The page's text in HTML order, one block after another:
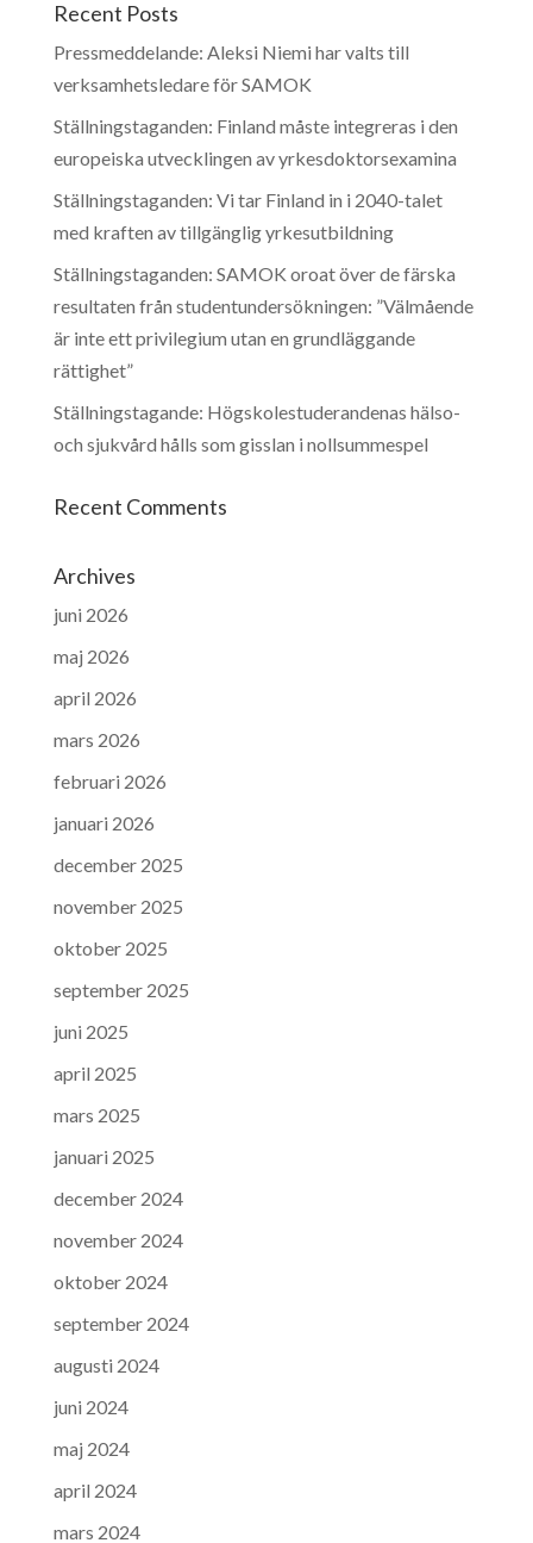
Recent Posts
Pressmeddelande: Aleksi Niemi har valts till
verksamhetsledare för SAMOK
Ställningstaganden: Finland måste integreras i den
europeiska utvecklingen av yrkesdoktorsexamina
Ställningstaganden: Vi tar Finland in i 2040-talet
med kraften av tillgänglig yrkesutbildning
Ställningstaganden: SAMOK oroat över de färska
resultaten från studentundersökningen: ”Välmående
är inte ett privilegium utan en grundläggande
rättighet”
Ställningstagande: Högskolestuderandenas hälso-
och sjukvård hålls som gisslan i nollsummespel
Recent Comments
Archives
juni 2026
maj 2026
april 2026
mars 2026
februari 2026
januari 2026
december 2025
november 2025
oktober 2025
september 2025
juni 2025
april 2025
mars 2025
januari 2025
december 2024
november 2024
oktober 2024
september 2024
augusti 2024
juni 2024
maj 2024
april 2024
mars 2024